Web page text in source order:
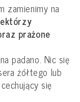
zamienimy na
prażone
padano. Nic się
żółtego lub
się